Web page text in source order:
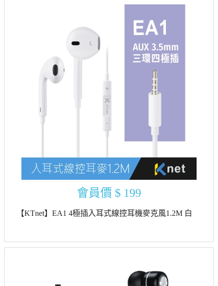
會員價 $ 199
【KTnet】EA1 4極插入耳式線控耳機麥克風1.2M 白